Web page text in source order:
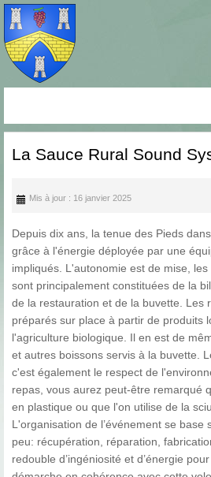
La Sauce Rural Sound
Mis à jour : 16 janvier 2025
Depuis dix ans, la tenue des Pieds
grâce à l'énergie déployée par une
impliqués. L'autonomie est de mise,
sont principalement constituées de la
de la restauration et de la buvette. Les
préparés sur place à partir de produits
l'agriculture biologique. Il en est de
et autres boissons servis à la buvette.
c'est également le respect de
repas, vous aurez peut-être remarqué
en plastique ou que l'on utilise de la
L'organisation de l’événement se base
peu: récupération, réparation,
redouble d’ingéniosité et d’énergie